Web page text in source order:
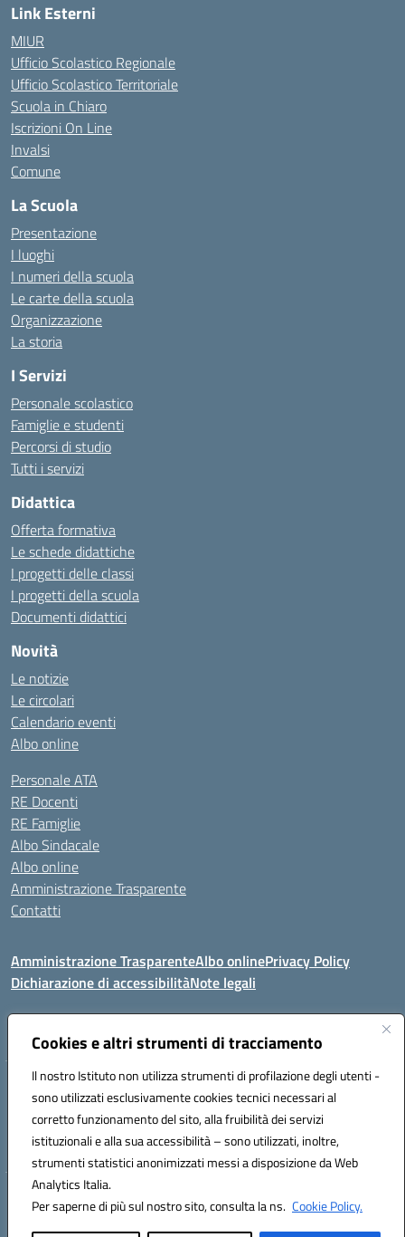
Cookies e altri strumenti di tracciamento
Il nostro Istituto non utilizza strumenti di profilazione degli utenti -
sono utilizzati esclusivamente cookies tecnici necessari al
corretto funzionamento del sito, alla fruibilità dei servizi
istituzionali e alla sua accessibilità – sono utilizzati, inoltre,
strumenti statistici anonimizzati messi a disposizione da Web
Analytics Italia.
Per saperne di più sul nostro sito, consulta la ns. Cookie Policy.
Link Esterni
MIUR
Ufficio Scolastico Regionale
Ufficio Scolastico Territoriale
Scuola in Chiaro
Iscrizioni On Line
Invalsi
Comune
La Scuola
Presentazione
I luoghi
I numeri della scuola
Le carte della scuola
Organizzazione
La storia
I Servizi
Personale scolastico
Famiglie e studenti
Percorsi di studio
Tutti i servizi
Didattica
Offerta formativa
Le schede didattiche
I progetti delle classi
I progetti della scuola
Documenti didattici
Novità
Le notizie
Le circolari
Calendario eventi
Albo online
Personale ATA
RE Docenti
RE Famiglie
Albo Sindacale
Albo online
Amministrazione Trasparente
Contatti
Amministrazione TrasparenteAlbo onlinePrivacy Policy
Dichiarazione di accessibilitàNote legali
Codice fiscale: 81000450908 Codice meccanografico: SSIC80600X
Telefono: 079714035 Fax: 079716128
Mail: SSIC80600X@istruzione.it PEC: SSIC80600X@pec.istruzione.it
Hosting & Powered by 3D Solution S.r.l.
Concept & Design by Designers Italia